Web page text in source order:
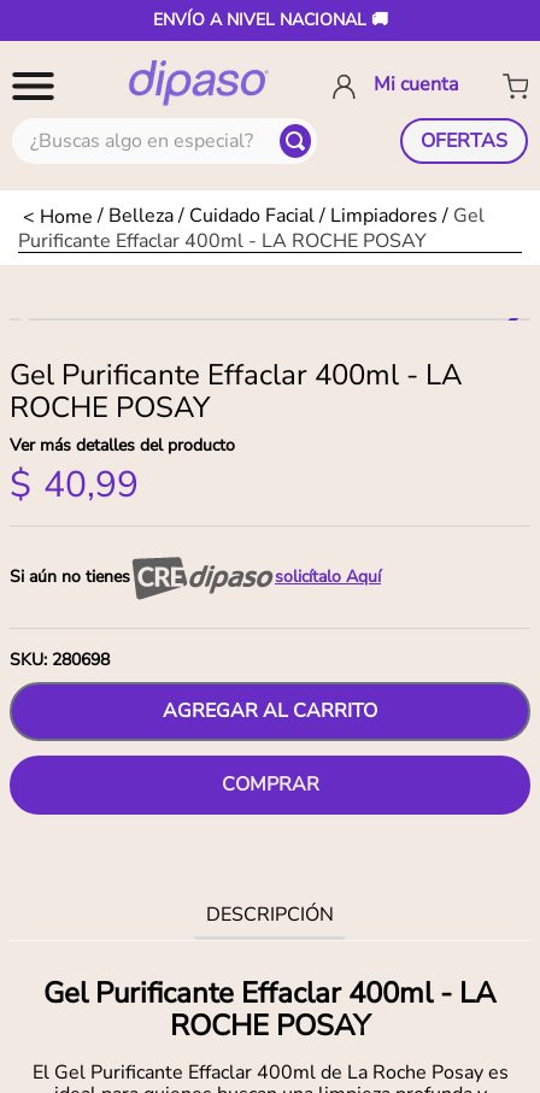
ENVÍO A NIVEL NACIONAL 🚚
¿Buscas algo en especial? OFERTAS
Belleza Cuidado Facial Limpiadores
Gel
Purificante Effaclar 400ml - LA ROCHE POSAY
Gel Purificante Effaclar 400ml - LA
ROCHE POSAY
Ver más detalles del producto
$ 40,99
Si aún no tienes solicítalo Aquí
SKU: 280698
AGREGAR AL CARRITO
COMPRAR
DESCRIPCIÓN
Gel Purificante Effaclar 400ml - LA
ROCHE POSAY
El Gel Purificante Effaclar 400ml de La Roche Posay es